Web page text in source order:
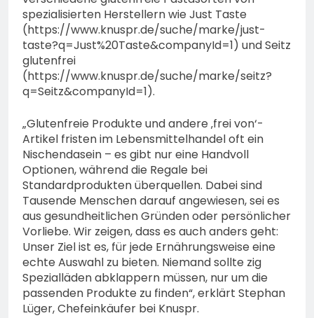
spezialisierten Herstellern wie Just Taste
(https://www.knuspr.de/suche/marke/just-
taste?q=Just%20Taste&companyId=1) und Seitz
glutenfrei
(https://www.knuspr.de/suche/marke/seitz?
q=Seitz&companyId=1).
„Glutenfreie Produkte und andere ‚frei von‘-
Artikel fristen im Lebensmittelhandel oft ein
Nischendasein – es gibt nur eine Handvoll
Optionen, während die Regale bei
Standardprodukten überquellen. Dabei sind
Tausende Menschen darauf angewiesen, sei es
aus gesundheitlichen Gründen oder persönlicher
Vorliebe. Wir zeigen, dass es auch anders geht:
Unser Ziel ist es, für jede Ernährungsweise eine
echte Auswahl zu bieten. Niemand sollte zig
Spezialläden abklappern müssen, nur um die
passenden Produkte zu finden“, erklärt Stephan
Lüger, Chefeinkäufer bei Knuspr.